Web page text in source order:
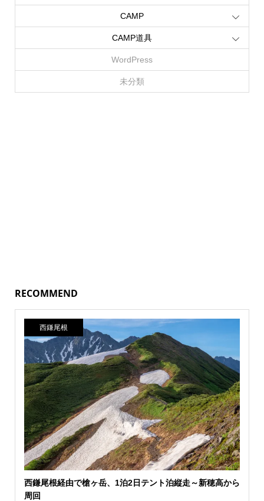
CAMP
CAMP道具
WordPress
未分類
RECOMMEND
西鎌尾根
西鎌尾根経由で槍ヶ岳、1泊2日テント泊縦走～新穂高から
周回